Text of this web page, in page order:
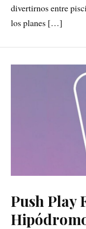
divertirnos entre
los planes […]
Push Play